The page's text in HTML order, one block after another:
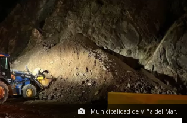
Municipalidad de Viña del Mar.